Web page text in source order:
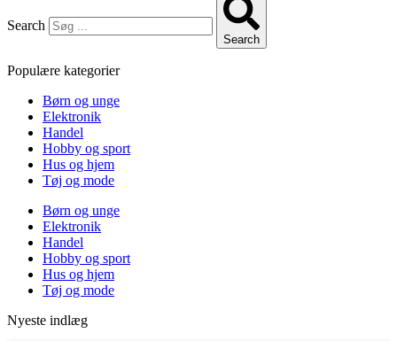
Search
Search
Populære kategorier
Børn og unge
Elektronik
Handel
Hobby og sport
Hus og hjem
Tøj og mode
Børn og unge
Elektronik
Handel
Hobby og sport
Hus og hjem
Tøj og mode
Nyeste indlæg